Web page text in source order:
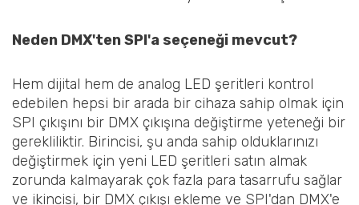
Neden DMX'ten SPI'a seçeneği mevcut?
Hem dijital hem de analog LED şeritleri kontrol
edebilen hepsi bir arada bir cihaza sahip olmak için
SPI çıkışını bir DMX çıkışına değiştirme yeteneği bir
gerekliliktir. Birincisi, şu anda sahip olduklarınızı
değiştirmek için yeni LED şeritleri satın almak
zorunda kalmayarak çok fazla para tasarrufu sağlar
ve ikincisi, bir DMX çıkışı ekleme ve SPI'dan DMX'e